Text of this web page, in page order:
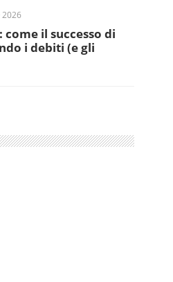
2026
come il successo di
i debiti (e gli